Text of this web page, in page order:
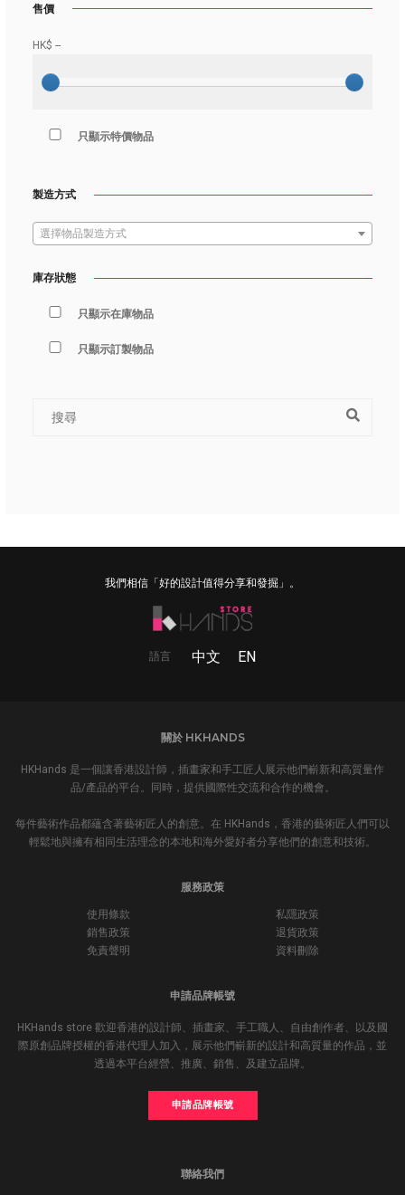
售價
HK$ --
只顯示特價物品
製造方式
選擇物品製造方式
庫存狀態
只顯示在庫物品
只顯示訂製物品
我們相信「好的設計值得分享和發掘」。
語言 中文 EN
關於 HKHANDS
HKHands 是一個讓香港設計師，插畫家和手工匠人展示他們嶄新和高質量作
品/產品的平台。同時，提供國際性交流和合作的機會。
每件藝術作品都蘊含著藝術匠人的創意。在 HKHands，香港的藝術匠人們可以
輕鬆地與擁有相同生活理念的本地和海外愛好者分享他們的創意和技術。
服務政策
使用條款
私隱政策
銷售政策
退貨政策
免責聲明
資料刪除
申請品牌帳號
HKHands store 歡迎香港的設計師、插畫家、手工職人、自由創作者、以及國
際原創品牌授權的香港代理人加入，展示他們嶄新的設計和高質量的作品，並
透過本平台經營、推廣、銷售、及建立品牌。
申請品牌帳號
聯絡我們